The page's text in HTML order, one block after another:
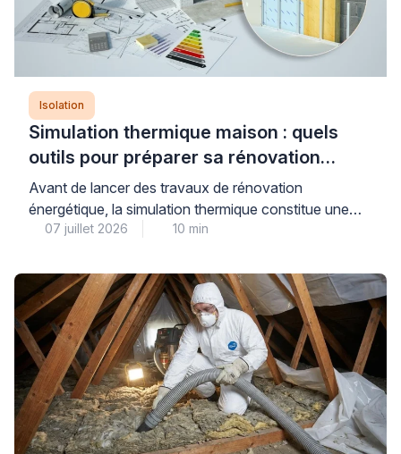
Isolation
Simulation thermique maison : quels
outils pour préparer sa rénovation
énergétique ?
Avant de lancer des travaux de rénovation
énergétique, la simulation thermique constitue une
étape déterminante pour évaluer précisément les
de consommation. Plusieurs niveaux d’analyse
existent, du simulateur gratuit en ligne à l’audit
énergétique réglementaire réalisé par un bureau
d’études qualifié, chacun répondant à des objectifs
distincts […]
07 juillet 2026 10 min